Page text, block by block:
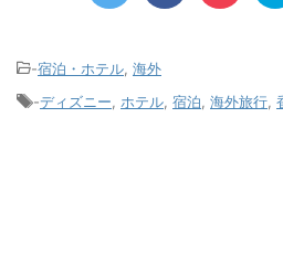
-宿泊・ホテル 海外
-ディズニー ホテル 宿泊 海外旅行